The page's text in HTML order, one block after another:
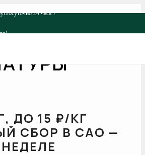
24 часа 7
ДО 15 ₽/КГ
СБОР В САО —